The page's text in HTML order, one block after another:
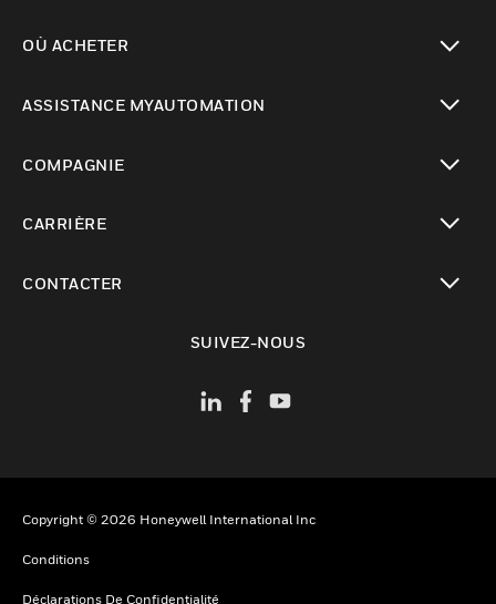
OÙ ACHETER
ASSISTANCE MYAUTOMATION
COMPAGNIE
CARRIÈRE
CONTACTER
SUIVEZ-NOUS
Copyright © 2026 Honeywell International Inc
Conditions
Déclarations De Confidentialité